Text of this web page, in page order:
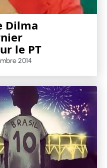
Dilma
le PT
2014